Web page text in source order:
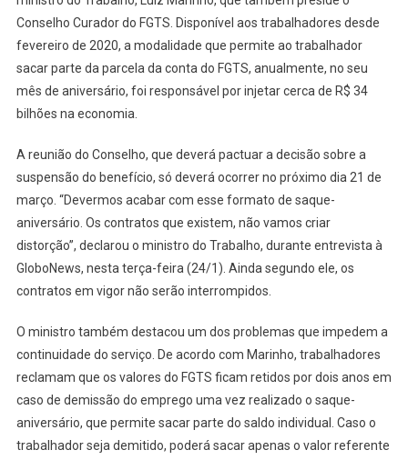
Conselho Curador do FGTS. Disponível aos trabalhadores desde
fevereiro de 2020, a modalidade que permite ao trabalhador
sacar parte da parcela da conta do FGTS, anualmente, no seu
mês de aniversário, foi responsável por injetar cerca de R$ 34
bilhões na economia.
A reunião do Conselho, que deverá pactuar a decisão sobre a
suspensão do benefício, só deverá ocorrer no próximo dia 21 de
março. “Devermos acabar com esse formato de saque-
aniversário. Os contratos que existem, não vamos criar
distorção”, declarou o ministro do Trabalho, durante entrevista à
GloboNews, nesta terça-feira (24/1). Ainda segundo ele, os
contratos em vigor não serão interrompidos.
O ministro também destacou um dos problemas que impedem a
continuidade do serviço. De acordo com Marinho, trabalhadores
reclamam que os valores do FGTS ficam retidos por dois anos em
caso de demissão do emprego uma vez realizado o saque-
aniversário, que permite sacar parte do saldo individual. Caso o
trabalhador seja demitido, poderá sacar apenas o valor referente